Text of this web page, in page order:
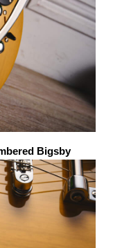
Bigsby